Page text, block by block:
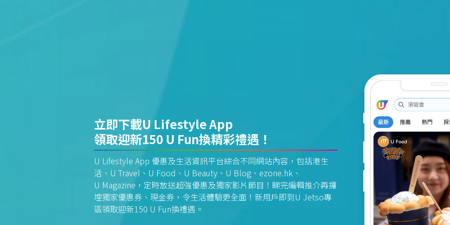
立即下載U Lifestyle App
領取迎新150 U Fun換精彩禮遇！
U Lifestyle App 優惠及生活資訊平台綜合不同網站內容，包括港生
活、U Travel、U Food、U Beauty、U Blog、ezone.hk、
U Magazine，定時放送超強優惠及獨家影片節目！睇完編輯推介再攞
埋獨家優惠券、現金券，令生活體驗更全面！新用戶即到U Jetso專
區領取迎新150 U Fun換禮遇。